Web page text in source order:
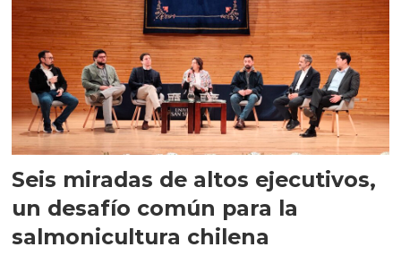
Seis miradas de altos ejecutivos,
un desafío común para la
salmonicultura chilena